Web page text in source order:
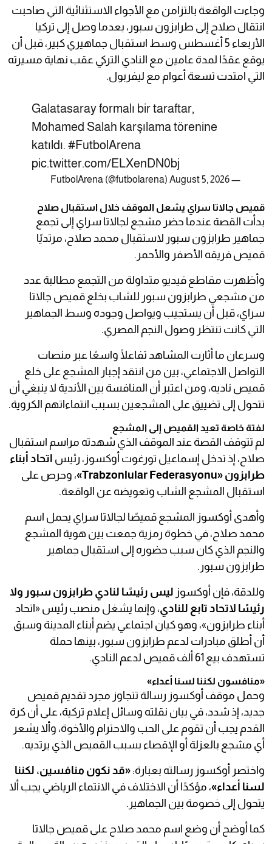
وجاءت الواقعة بالتزامن مع الأجواء الاستثنائية التي صاحبت
انتقال صلاح إلى طرابزون سبور، بعدما وصل إلى تركيا
الأربعاء 5 أغسطس وسط استقبال جماهيري كبير، قبل أن
يوقع عقدًا لمدة عامين مع النادي التركي عقب نهاية مسيرته
التي امتدت تسعة أعوام مع ليفربول.
Galatasaray formalı bir taraftar,
Mohamed Salah karşılama törenine
katıldı. #FutbolArena
pic.twitter.com/ELXenDN0bj
— FutbolArena (@futbolarena)
August 5, 2026
قميص جالاتا سراي يشعل الموقف خلال استقبال صلاح
بدأت القصة عندما حضر مشجع لجالاتا سراي إلى تجمع
جماهير طرابزون سبور لاستقبال محمد صلاح، مرتديًا
قميص فريقه الأصفر والأحمر.
وأظهرت مقاطع فيديو متداولة من التجمع مطالبة عدد
من مشجعي طرابزون سبور للشاب بخلع قميص جالاتا
سراي، قبل أن يستجيب ويواصل وجوده وسط الجماهير
التي كانت تنتظر وصول النجم المصري.
وسرعان ما أثارت المشاهد تفاعلًا واسعًا عبر منصات
التواصل الاجتماعي، بين من انتقد إجبار المشجع على خلع
قميص ناديه، ومن اعتبر أن المنافسة بين الأندية لا ينبغي أن
تتحول إلى تضييق على المشجعين بسبب انتماءاتهم الكروية.
لفتة خاصة تعيد القميص إلى المشجع
لم تتوقف القصة عند الموقف الذي شهدته مراسم استقبال
صلاح، إذ تدخل إسماعيل تورغوت أوكسوز، رئيس اتحاد أبناء
طرابزون «Trabzonlular Federasyonu»
، وحرص على
استقبال المشجع الشاب وتعويضه عن الواقعة.
وأهدى أوكسوز المشجع قميصًا لجالاتا سراي يحمل اسم
محمد صلاح، في خطوة رمزية جمعت بين هوية المشجع
والنجم الذي كان سبب حضوره إلى استقبال جماهير
طرابزون سبور.
وللدقة، فإن أوكسوز ليس رئيسًا لنادي طرابزون سبور ولا
رئيسًا لاتحاد تابع للنادي، وإنما يشغل منصب رئيس «اتحاد
أبناء طرابزون»، وهو كيان اجتماعي يضم أبناء المدينة وسبق
أن أطلق مبادرات لدعم طرابزون سبور، بينها حملة
تستهدف بيع 61 ألف قميص لدعم النادي.
«منافسون لكننا لسنا أعداء»
وحمل موقف أوكسوز رسالة تتجاوز مجرد تقديم قميص
جديد، إذ شدد، في بيان نقلته وسائل إعلام تركية، على أن كرة
القدم يجب أن تقوم على الحب والاحترام والأخوة، وألا يشعر
أي مشجع بالعزلة أو الإقصاء بسبب القميص الذي يرتديه.
واختصر أوكسوز رسالته بعبارة: «قد نكون منافسين، لكننا
لسنا أعداء»، مؤكدًا أن الاختلاف في الانتماء الرياضي يجب ألا
يتحول إلى خصومة بين الجماهير.
كما أوضح أن وضع اسم محمد صلاح على قميص جالاتا